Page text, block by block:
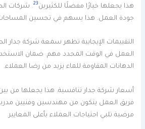
هذا يجعلها خيارًا مفضلًا للكثيرين23. شركات
جودة العمل. هذا يسهم في تحسين المساحات
التقييمات الإيجابية تظهر سمعة شركة جدار
العمل في الوقت المحدد مهم. ضمان
الدهانات المقاومة للماء يزيد من رضا العملاء.
أسعار شركة جدار تنافسية. هذا يجعلها من
فريق العمل يتكون من مهندسين وفنيين
مرضية تلبي احتياجات العملاء بأعلى المعايير.